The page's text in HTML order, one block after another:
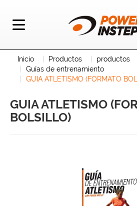
Inicio Productos
productos
Guías de entrenamiento
GUIA ATLETISMO (FORMATO
GUIA ATLETISMO
BOLSILLO)